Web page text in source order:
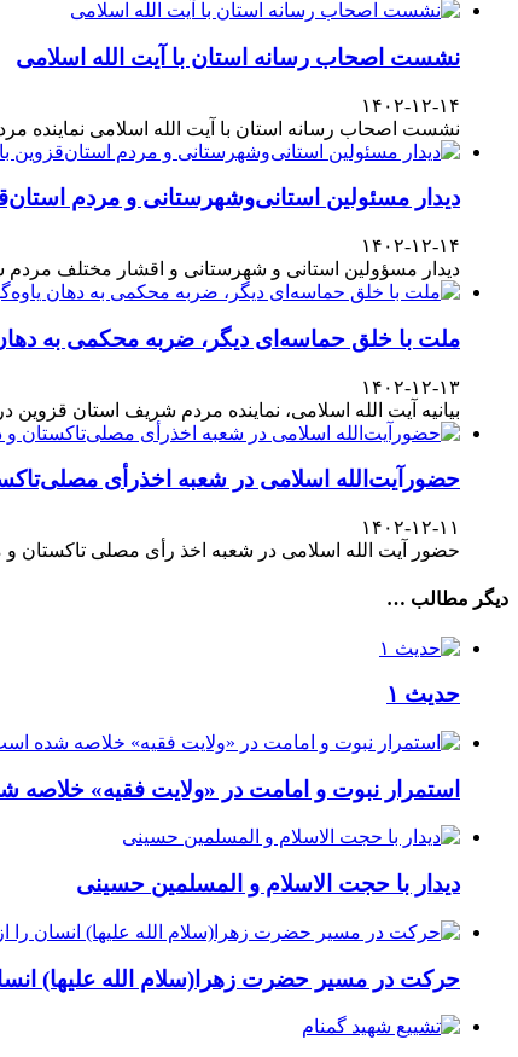
نشست اصحاب رسانه استان با آیت الله اسلامی
۱۴۰۲-۱۲-۱۴
نشست اصحاب رسانه استان با آیت الله اسلامی نماینده
دیدار مسئولین استانی‌وشهرستانی و مردم‌
۱۴۰۲-۱۲-۱۴
دیدار مسؤولین استانی و شهرستانی و اقشار مختلف
ملت با خلق حماسه‌ای دیگر، ضربه محکمی به
۱۴۰۲-۱۲-۱۳
بیانیه آیت الله اسلامی، نماینده مردم شریف استان قزوین در پاسداشت حضور آگاهانه ملت در
حضورآیت‌الله اسلامی در شعبه اخذرأی
۱۴۰۲-۱۲-۱۱
حضور آیت الله اسلامی در شعبه اخذ رأی مصلی
دیگر مطالب …
حدیث ۱
استمرار نبوت و امامت در «ولایت فقیه»
دیدار با حجت الاسلام و المسلمین حسینی
حرکت در مسیر حضرت زهرا(سلام الله علیها)